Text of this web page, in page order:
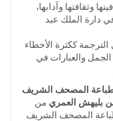
وثقافتها وآدابها،
دارة الملك عبد
ككثرة الأخطاء
والعبارات في
المصحف الشريف
بليهش العمري من
المصحف الشريف